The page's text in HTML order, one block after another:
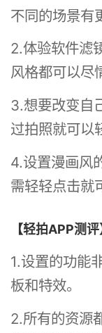
不同的场景有
2.体验软件滤
风格都可以尽
3.想要改变自
过拍照就可以
4.设置漫画风
需轻轻点击就
【轻拍APP测评
1.设置的功能
板和特效。
2.所有的资源